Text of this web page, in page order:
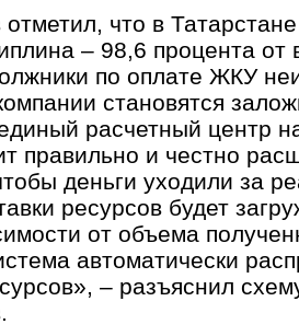
что в
– 98,6 процента от
по оплате ЖКУ
становятся
расчетный центр
правильно и честно
деньги уходили за
ресурсов будет
от объема
автоматически
– разъяснил